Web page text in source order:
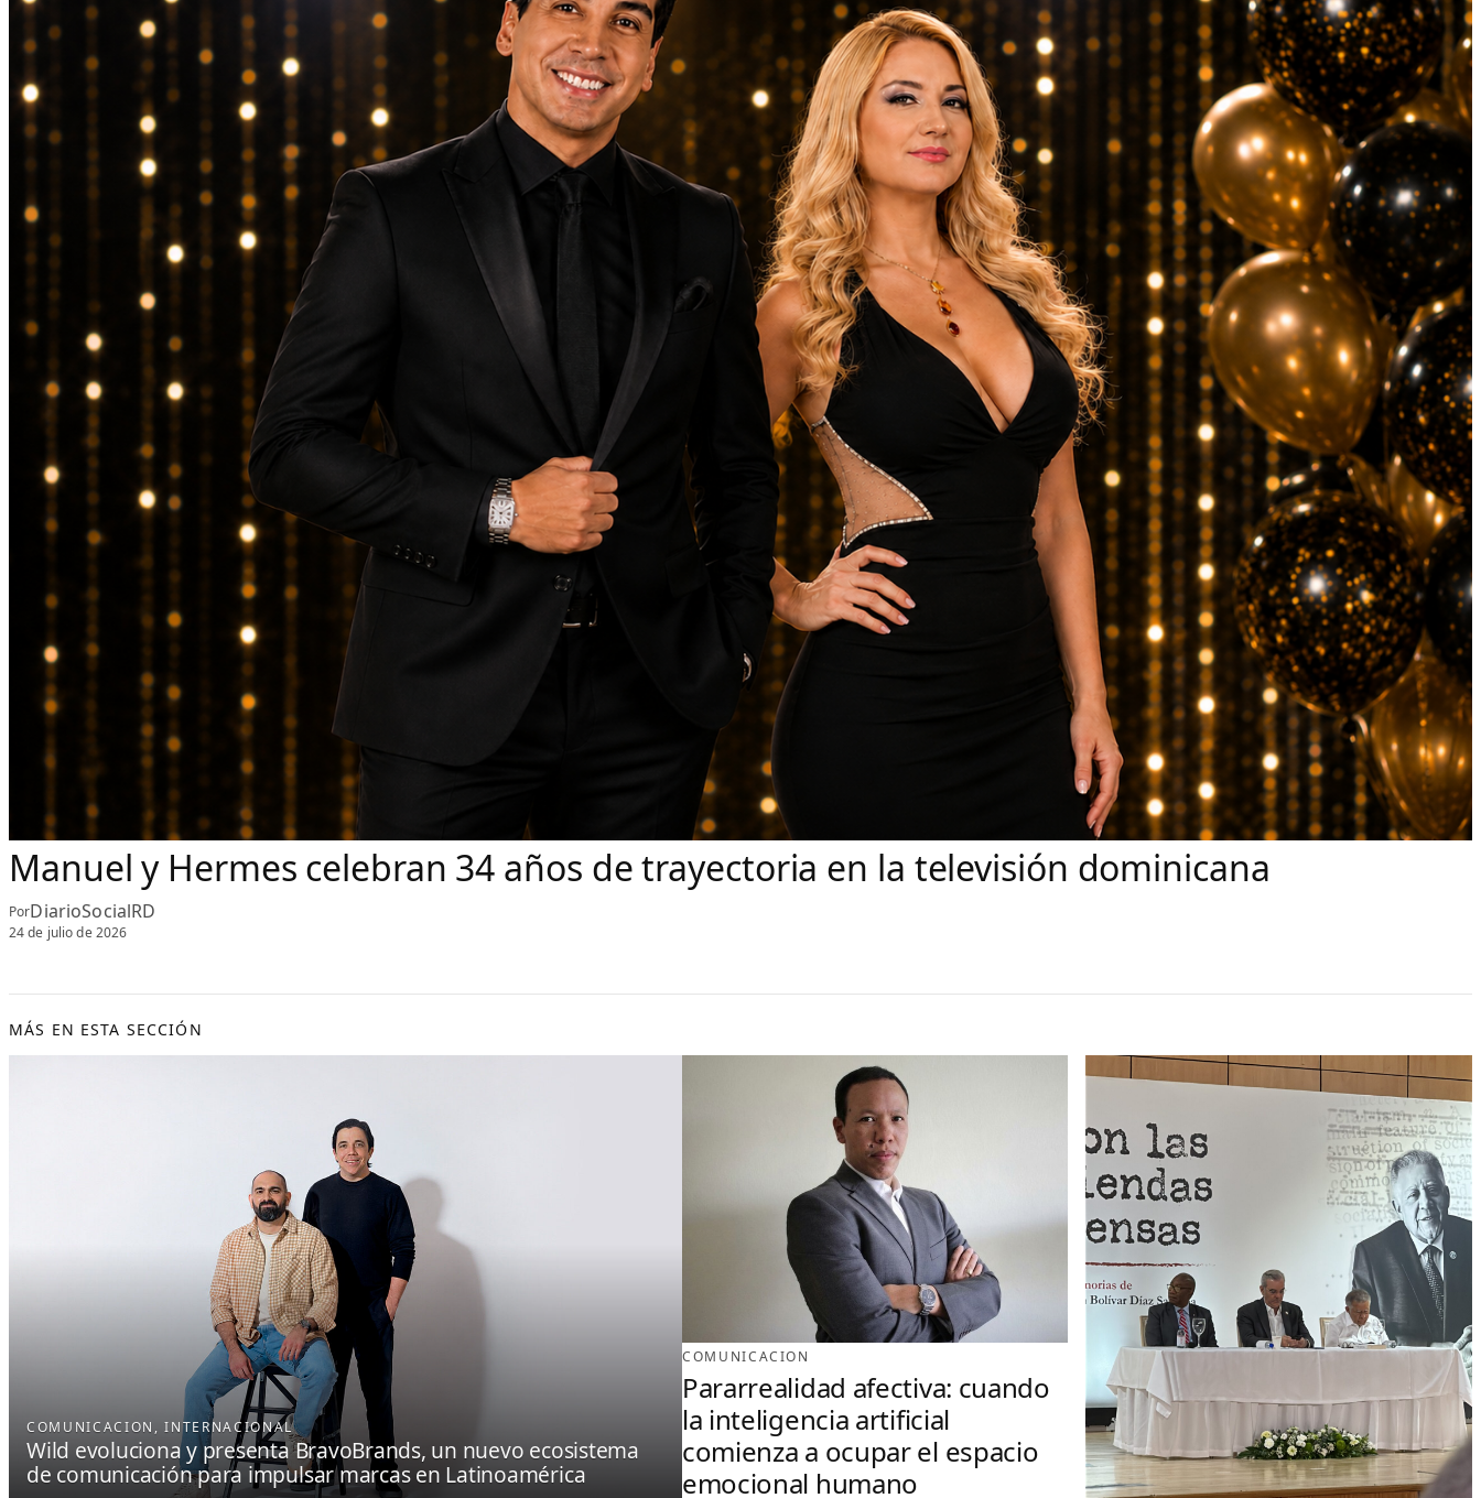
Manuel y Hermes celebran 34 años de trayectoria en la televisión dominicana
PorDiarioSocialRD
24 de julio de 2026
MÁS EN ESTA SECCIÓN
COMUNICACION , INTERNACIONAL
Wild evoluciona y presenta BravoBrands, un nuevo ecosistema
de comunicación para impulsar marcas en Latinoamérica
COMUNICACION
Pararrealidad afectiva: cuando
la inteligencia artificial
comienza a ocupar el espacio
emocional humano